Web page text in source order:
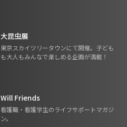
大昆虫展
東京スカイツリータウンにて開催。子ども
も大人もみんなで楽しめる企画が満載！
Will Friends
看護職・看護学生のライフサポートマガジ
ン。